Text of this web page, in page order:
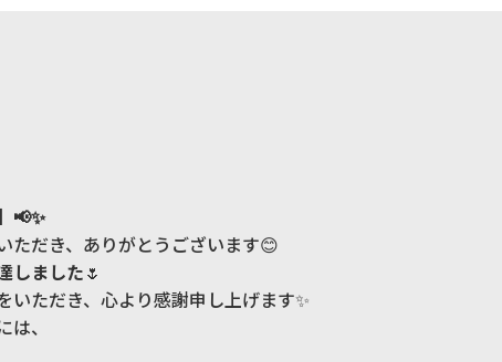
📢✨
ただき、ありがとうございます😊
しました🌷
ただき、心より感謝申し上げます✨
、